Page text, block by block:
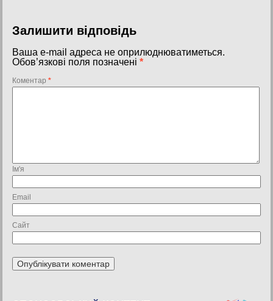
Залишити відповідь
Ваша e-mail адреса не оприлюднюватиметься.
Обов’язкові поля позначені *
Коментар *
Ім'я
Email
Сайт